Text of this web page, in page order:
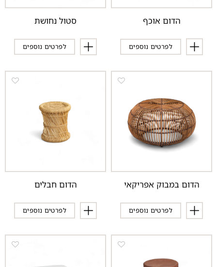
הדום אוכף
לפרטים נוספים
סטול נחושת
לפרטים נוספים
הדום במבוק אפריקאי
לפרטים נוספים
הדום חבלים
לפרטים נוספים